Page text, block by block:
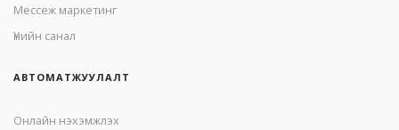
Mессеж маркетинг
Үнийн санал
АВТОМАТЖУУЛАЛТ
Онлайн нэхэмжлэх